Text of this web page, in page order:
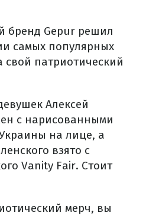
бренд Gepur решил
самых популярных
патриотический
Алексей
с нарисованными
на лице, а
взято с
Vanity Fair. Стоит
мерч, вы